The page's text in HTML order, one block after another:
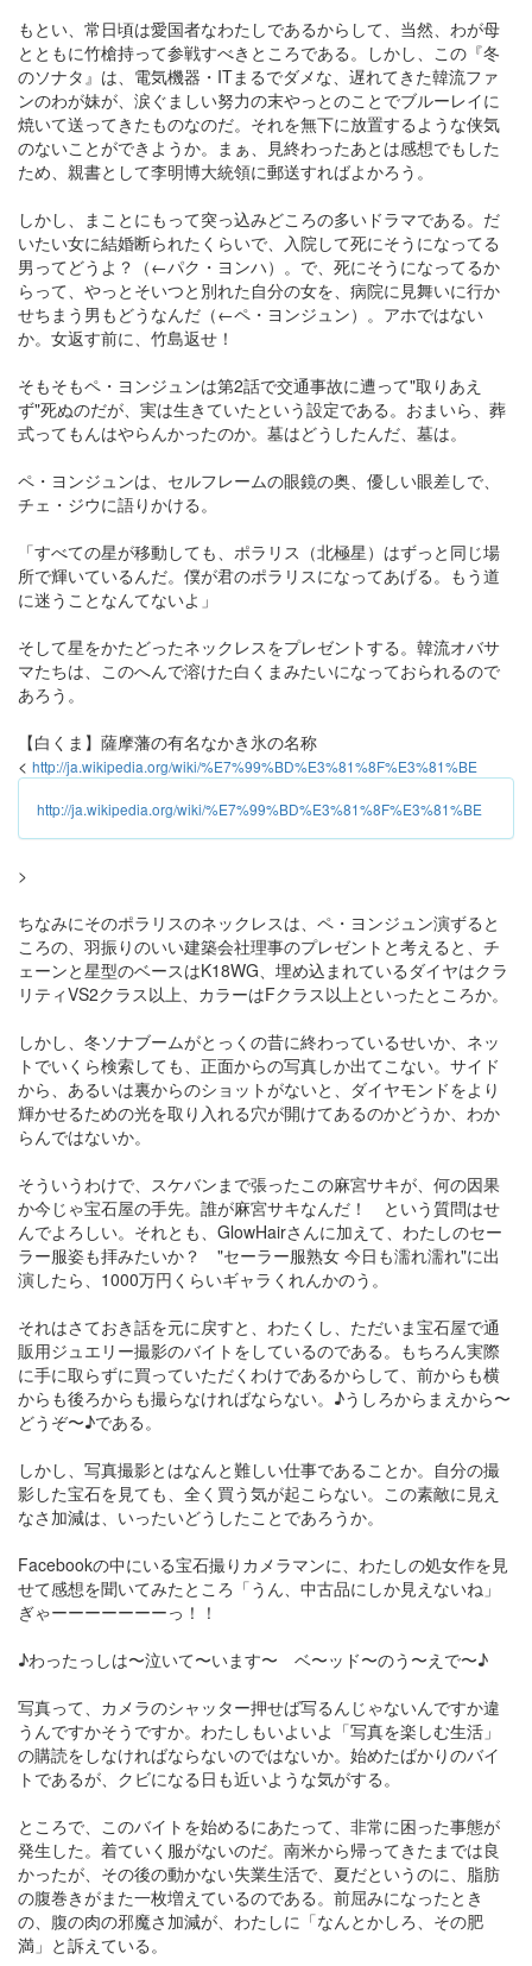
もとい、常日頃は愛国者なわたしであるからして、当然、わが母
とともに竹槍持って参戦すべきところである。しかし、この『冬
のソナタ』は、電気機器・ITまるでダメな、遅れてきた韓流ファ
ンのわが妹が、涙ぐましい努力の末やっとのことでブルーレイに
焼いて送ってきたものなのだ。それを無下に放置するような侠気
のないことができようか。まぁ、見終わったあとは感想でもした
ため、親書として李明博大統領に郵送すればよかろう。
しかし、まことにもって突っ込みどころの多いドラマである。だ
いたい女に結婚断られたくらいで、入院して死にそうになってる
男ってどうよ？（←パク・ヨンハ）。で、死にそうになってるか
らって、やっとそいつと別れた自分の女を、病院に見舞いに行か
せちまう男もどうなんだ（←ペ・ヨンジュン）。アホではない
か。女返す前に、竹島返せ！
そもそもペ・ヨンジュンは第2話で交通事故に遭って"取りあえ
ず"死ぬのだが、実は生きていたという設定である。おまいら、葬
式ってもんはやらんかったのか。墓はどうしたんだ、墓は。
ペ・ヨンジュンは、セルフレームの眼鏡の奥、優しい眼差しで、
チェ・ジウに語りかける。
「すべての星が移動しても、ポラリス（北極星）はずっと同じ場
所で輝いているんだ。僕が君のポラリスになってあげる。もう道
に迷うことなんてないよ」
そして星をかたどったネックレスをプレゼントする。韓流オバサ
マたちは、このへんで溶けた白くまみたいになっておられるので
あろう。
【白くま】薩摩藩の有名なかき氷の名称
< http://ja.wikipedia.org/wiki/%E7%99%BD%E3%81%8F%E3%81%BE
http://ja.wikipedia.org/wiki/%E7%99%BD%E3%81%8F%E3%81%BE
>
ちなみにそのポラリスのネックレスは、ペ・ヨンジュン演ずると
ころの、羽振りのいい建築会社理事のプレゼントと考えると、チ
ェーンと星型のベースはK18WG、埋め込まれているダイヤはクラ
リティVS2クラス以上、カラーはFクラス以上といったところか。
しかし、冬ソナブームがとっくの昔に終わっているせいか、ネッ
トでいくら検索しても、正面からの写真しか出てこない。サイド
から、あるいは裏からのショットがないと、ダイヤモンドをより
輝かせるための光を取り入れる穴が開けてあるのかどうか、わか
らんではないか。
そういうわけで、スケバンまで張ったこの麻宮サキが、何の因果
か今じゃ宝石屋の手先。誰が麻宮サキなんだ！ という質問はせ
んでよろしい。それとも、GlowHairさんに加えて、わたしのセー
ラー服姿も拝みたいか？ "セーラー服熟女 今日も濡れ濡れ"に出
演したら、1000万円くらいギャラくれんかのう。
それはさておき話を元に戻すと、わたくし、ただいま宝石屋で通
販用ジュエリー撮影のバイトをしているのである。もちろん実際
に手に取らずに買っていただくわけであるからして、前からも横
からも後ろからも撮らなければならない。♪うしろからまえから〜
どうぞ〜♪である。
しかし、写真撮影とはなんと難しい仕事であることか。自分の撮
影した宝石を見ても、全く買う気が起こらない。この素敵に見え
なさ加減は、いったいどうしたことであろうか。
Facebookの中にいる宝石撮りカメラマンに、わたしの処女作を見
せて感想を聞いてみたところ「うん、中古品にしか見えないね」
ぎゃーーーーーーーっ！！
♪わったっしは〜泣いて〜います〜 ベ〜ッド〜のう〜えで〜♪
写真って、カメラのシャッター押せば写るんじゃないんですか違
うんですかそうですか。わたしもいよいよ「写真を楽しむ生活」
の購読をしなければならないのではないか。始めたばかりのバイ
トであるが、クビになる日も近いような気がする。
ところで、このバイトを始めるにあたって、非常に困った事態が
発生した。着ていく服がないのだ。南米から帰ってきたまでは良
かったが、その後の動かない失業生活で、夏だというのに、脂肪
の腹巻きがまた一枚増えているのである。前屈みになったとき
の、腹の肉の邪魔さ加減が、わたしに「なんとかしろ、その肥
満」と訴えている。